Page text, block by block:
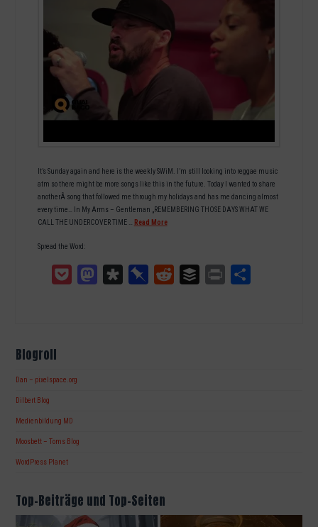
It’s Sunday again and here is the weekly SWiM. I’m still looking into reggae music
atm so there might be more songs like this in the future. Today I wanted to share
anotherÂ song that followed me through my holidays and has me dancing almost
every time… In My Arms – Gentleman „REMEMBERING THOSE DAYS WHAT WE
CALL THE UNDERCOVER TIME … Read More
Spread the Word:
Pocket MastodonDiasporaPinboardReddit Buffer Print
Blogroll
Dan – pixelspace.org
Dilbert Blog
Medienbildung MD
Moosbett – Toms Blog
WordPress Planet
Top-Beiträge und Top-Seiten